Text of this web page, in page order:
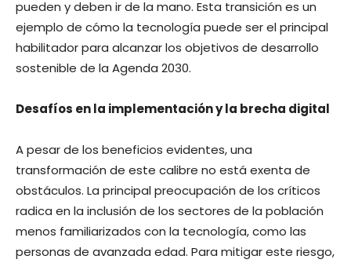
pueden y deben ir de la mano. Esta transición es un
ejemplo de cómo la tecnología puede ser el principal
habilitador para alcanzar los objetivos de desarrollo
sostenible de la Agenda 2030.
Desafíos en la implementación y la brecha digital
A pesar de los beneficios evidentes, una
transformación de este calibre no está exenta de
obstáculos. La principal preocupación de los críticos
radica en la inclusión de los sectores de la población
menos familiarizados con la tecnología, como las
personas de avanzada edad. Para mitigar este riesgo,